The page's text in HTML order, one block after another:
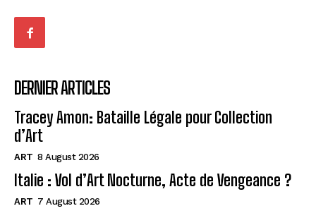
DERNIER ARTICLES
Tracey Amon: Bataille Légale pour Collection
d’Art
ART 8 August 2026
Italie : Vol d’Art Nocturne, Acte de Vengeance ?
ART 7 August 2026